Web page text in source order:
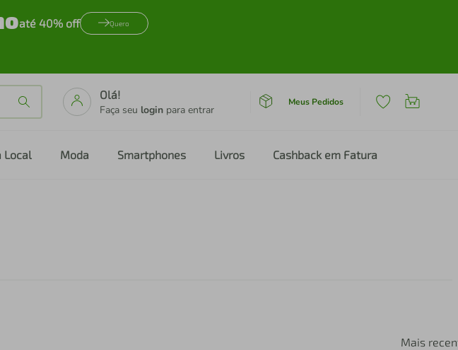
até 40% off Quero
Olá!
Faça seu login para entrar
Meus Pedidos
Local Moda Smartphones Livros Cashback em Fatura
Mais